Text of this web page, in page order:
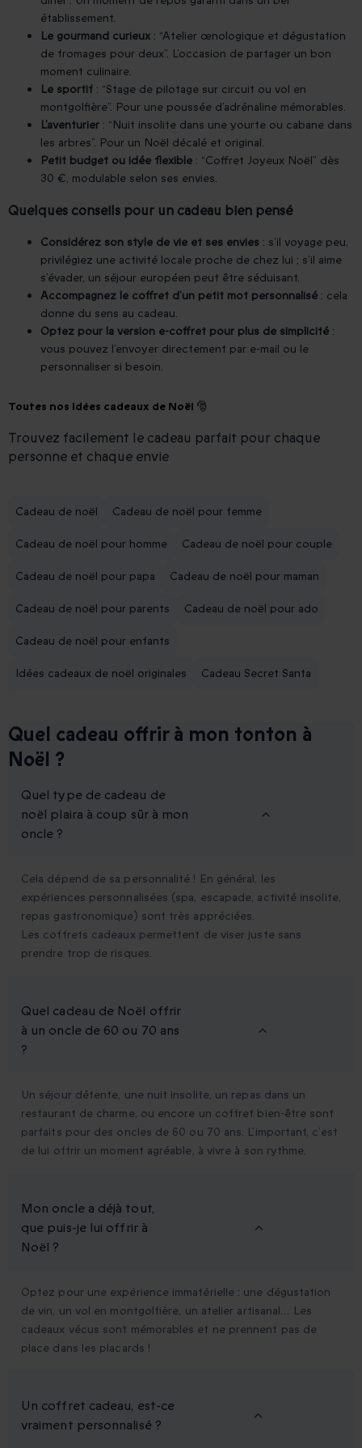
établissement.
Le gourmand curieux : “Atelier œnologique et dégustation
de fromages pour deux”. L’occasion de partager un bon
moment culinaire.
Le sportif : “Stage de pilotage sur circuit ou vol en
montgolfière”. Pour une poussée d’adrénaline mémorables.
L’aventurier : “Nuit insolite dans une yourte ou cabane dans
les arbres”. Pour un Noël décalé et original.
Petit budget ou idée flexible : “Coffret Joyeux Noël” dès
30 €, modulable selon ses envies.
Quelques conseils pour un cadeau bien pensé
Considérez son style de vie et ses envies : s’il voyage peu,
privilégiez une activité locale proche de chez lui ; s’il aime
s’évader, un séjour européen peut être séduisant.
Accompagnez le coffret d’un petit mot personnalisé : cela
donne du sens au cadeau.
Optez pour la version e-coffret pour plus de simplicité :
vous pouvez l’envoyer directement par e-mail ou le
personnaliser si besoin.
Toutes nos idées cadeaux de Noël 🎅
Trouvez facilement le cadeau parfait pour chaque
personne et chaque envie
Cadeau de noël Cadeau de noël pour femme
Cadeau de noël pour homme Cadeau de noël pour couple
Cadeau de noël pour papa Cadeau de noël pour maman
Cadeau de noël pour parents Cadeau de noël pour ado
Cadeau de noël pour enfants
Idées cadeaux de noël originales Cadeau Secret Santa
Quel cadeau offrir à mon tonton à
Noël ?
Quel type de cadeau de
noël plaira à coup sûr à mon
oncle ?
Cela dépend de sa personnalité ! En général, les
expériences personnalisées (spa, escapade, activité insolite,
repas gastronomique) sont très appréciées.
Les coffrets cadeaux permettent de viser juste sans
prendre trop de risques.
Quel cadeau de Noël offrir
à un oncle de 60 ou 70 ans
?
Un séjour détente, une nuit insolite, un repas dans un
restaurant de charme, ou encore un coffret bien-être sont
parfaits pour des oncles de 60 ou 70 ans. L’important, c’est
de lui offrir un moment agréable, à vivre à son rythme.
Mon oncle a déjà tout,
que puis-je lui offrir à
Noël ?
Optez pour une expérience immatérielle : une dégustation
de vin, un vol en montgolfière, un atelier artisanal… Les
cadeaux vécus sont mémorables et ne prennent pas de
place dans les placards !
Un coffret cadeau, est-ce
vraiment personnalisé ?